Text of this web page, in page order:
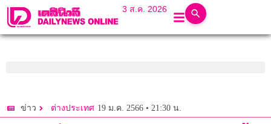
3 ส.ค. 2026
ข่าว ต่างประเทศ 19 ม.ค. 2566 • 21:30 น.